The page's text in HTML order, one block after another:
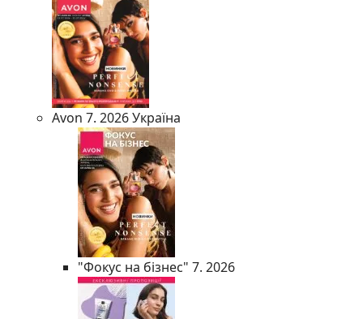
Avon 7. 2026 Україна
"Фокус на бізнес" 7. 2026